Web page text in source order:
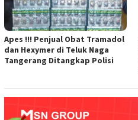
Apes !!! Penjual Obat Tramadol
dan Hexymer di Teluk Naga
Tangerang Ditangkap Polisi